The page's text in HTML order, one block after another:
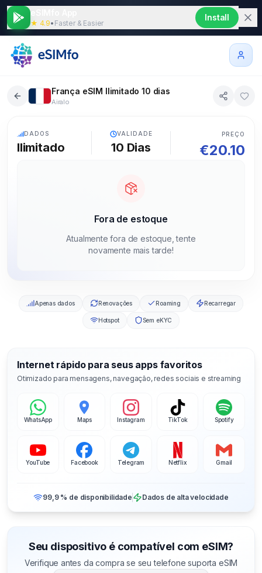
★ 4.9• Faster & Easier
Install
França eSIM Ilimitado 10 dias
Airalo
DADOS
Ilimitado
VALIDADE
10 Dias
PREÇO
€20.10
Fora de estoque
Atualmente fora de estoque, tente
novamente mais tarde!
Apenas dados Renovações Roaming Recarregar
Hotspot Sem eKYC
Internet rápido para seus apps favoritos
Otimizado para mensagens, navegação, redes sociais e streaming
WhatsApp Maps Instagram TikTok Spotify
YouTube Facebook Telegram Netflix Gmail
99,9 % de disponibilidade Dados de alta velocidade
Seu dispositivo é compatível com eSIM?
Verifique antes da compra se seu telefone suporta eSIM